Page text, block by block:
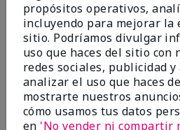
¿Le ha resultado
opinión?
22 1
Marcar esta opinión
propósitos operativos,
incluyendo para mejorar la
sitio. Podríamos divulgar
uso que haces del sitio con
redes sociales, publicidad
analizar el uso que haces
mostrarte nuestros
cómo usamos tus datos
en 'No vender ni compartir